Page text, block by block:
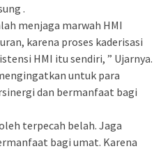
.
menjaga marwah HMI
karena proses kaderisasi
HMI itu sendiri, ” Ujarnya.
untuk para
dan bermanfaat bagi
terpecah belah. Jaga
bagi umat. Karena